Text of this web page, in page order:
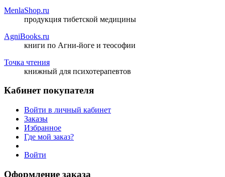
MenlaShop.ru
продукция тибетской медицины
AgniBooks.ru
книги по Агни-йоге и теософии
Точка чтения
книжный для психотерапевтов
Кабинет покупателя
Войти в личный кабинет
Заказы
Избранное
Где мой заказ?
Войти
Оформление заказа